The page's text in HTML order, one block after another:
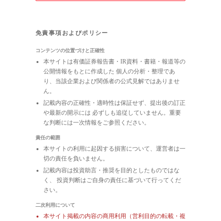
免責事項およびポリシー
コンテンツの位置づけと正確性
本サイトは有価証券報告書・IR資料・書籍・報道等の
公開情報をもとに作成した 個人の分析・整理であ
り、当該企業および関係者の公式見解ではありませ
ん。
記載内容の正確性・適時性は保証せず、提出後の訂正
や最新の開示には 必ずしも追従していません。重要
な判断には一次情報をご参照ください。
責任の範囲
本サイトの利用に起因する損害について、運営者は一
切の責任を負いません。
記載内容は投資助言・推奨を目的としたものではな
く、 投資判断はご自身の責任に基づいて行ってくだ
さい。
二次利用について
本サイト掲載の内容の商用利用（営利目的の転載・複